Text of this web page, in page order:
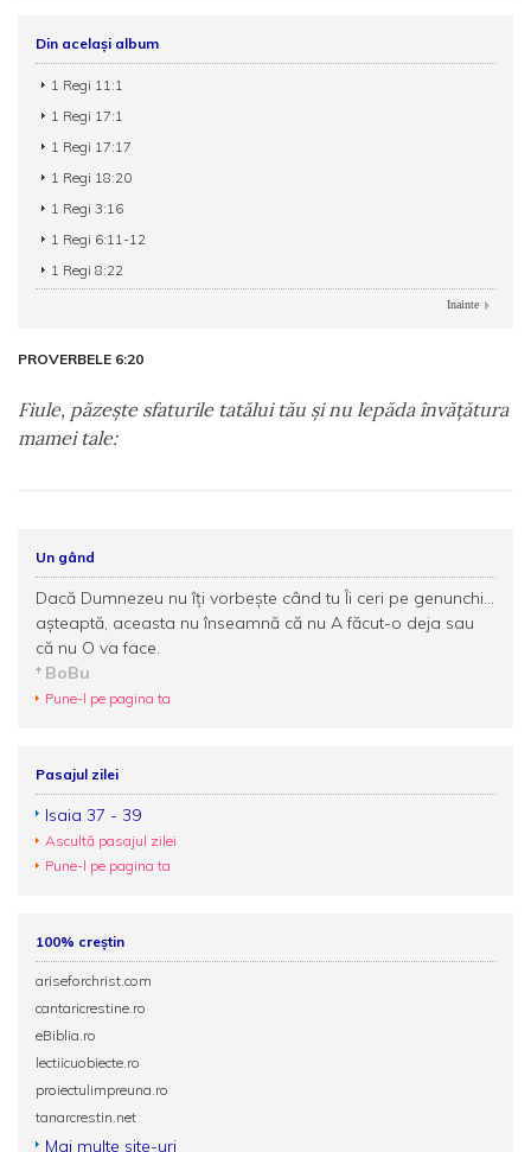
Din același album
1 Regi 11:1
1 Regi 17:1
1 Regi 17:17
1 Regi 18:20
1 Regi 3:16
1 Regi 6:11-12
1 Regi 8:22
Inainte
PROVERBELE 6:20
Fiule, păzeşte sfaturile tatălui tău şi nu lepăda învăţătura
mamei tale:
Un gând
Dacă Dumnezeu nu îţi vorbeşte când tu Îi ceri pe genunchi...
aşteaptă, aceasta nu înseamnă că nu A făcut-o deja sau
că nu O va face.
BoBu
Pune-l pe pagina ta
Pasajul zilei
Isaia 37 - 39
Ascultă pasajul zilei
Pune-l pe pagina ta
100% creștin
ariseforchrist.com
cantaricrestine.ro
eBiblia.ro
lectiicuobiecte.ro
proiectulimpreuna.ro
tanarcrestin.net
Mai multe site-uri